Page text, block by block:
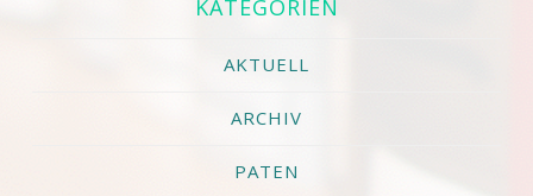
KATEGORIEN
AKTUELL
ARCHIV
PATEN